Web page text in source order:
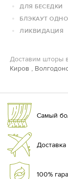
ДЛЯ БЕСЕДКИ
БЛЭКАУТ
ЛИКВИДАЦИЯ
Доставим шторы
Киров ,
Самый
100%